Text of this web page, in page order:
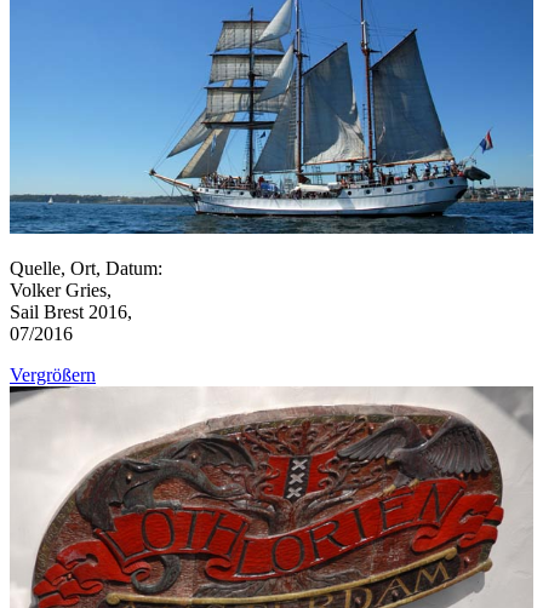
Quelle, Ort, Datum:
Volker Gries,
Sail Brest 2016,
07/2016
Vergrößern